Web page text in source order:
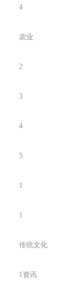
4
农业
2
3
4
5
1
1
传统文化
1资讯